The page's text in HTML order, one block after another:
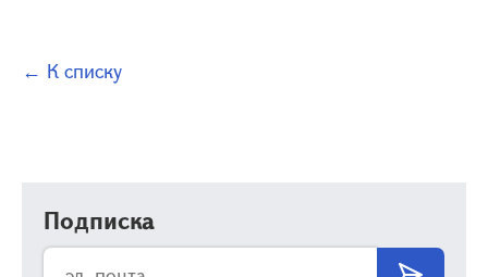
← К списку
Подписка